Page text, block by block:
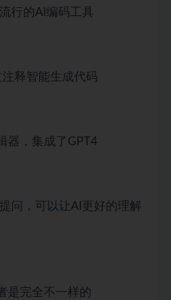
行的AI编码工具
释智能生成代码
器，集成了GPT4
问，可以让AI更好的理解
是完全不一样的